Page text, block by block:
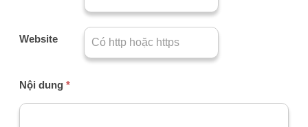
Website
Nội dung *